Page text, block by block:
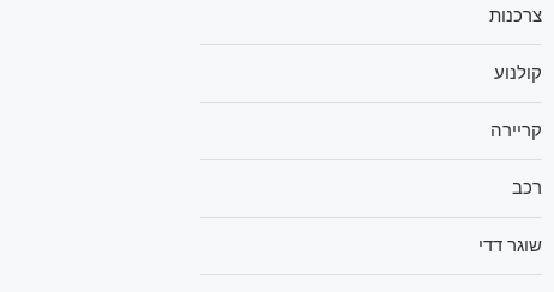
צרכנות
קולנוע
קריירה
רכב
שוגר דדי